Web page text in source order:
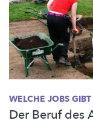
WELCHE JOBS
Der Beruf des